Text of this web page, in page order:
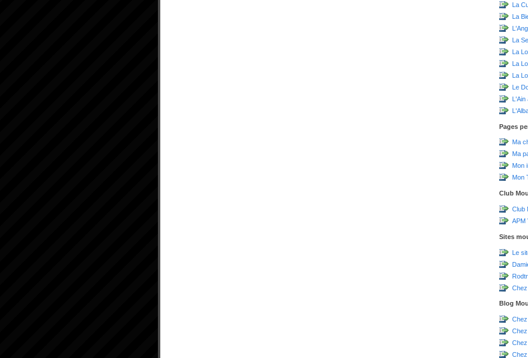
La
La
La
La
La
La
Le
L'Ain
Pages
Ma
Ma
Mon
Mon
Club
Club
APM
Sites
Le
Blog